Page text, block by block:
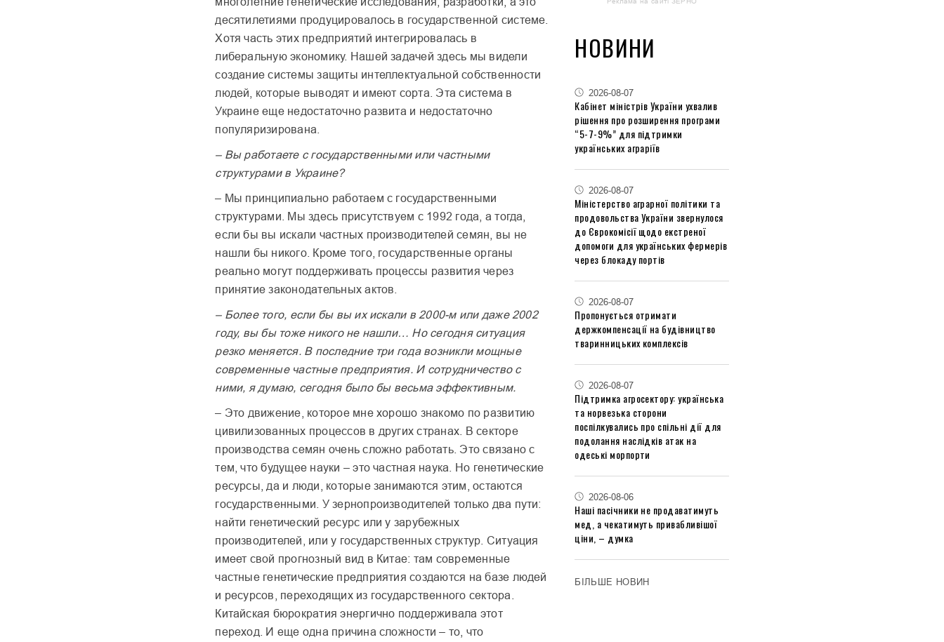
десятилетиями продуцировалось в государственной системе.
Хотя часть этих предприятий интегрировалась в
либеральную экономику. Нашей задачей здесь мы видели
создание системы защиты интеллектуальной собственности
людей, которые выводят и имеют сорта. Эта система в
Украине еще недостаточно развита и недостаточно
популяризирована.
– Вы работаете с государственными или частными
структурами в Украине?
– Мы принципиально работаем с государственными
структурами. Мы здесь присутствуем с 1992 года, а тогда,
если бы вы искали частных производителей семян, вы не
нашли бы никого. Кроме того, государственные органы
реально могут поддерживать процессы развития через
принятие законодательных актов.
– Более того, если бы вы их искали в 2000-м или даже 2002
году, вы бы тоже никого не нашли… Но сегодня ситуация
резко меняется. В последние три года возникли мощные
современные частные предприятия. И сотрудничество с
ними, я думаю, сегодня было бы весьма эффективным.
– Это движение, которое мне хорошо знакомо по развитию
цивилизованных процессов в других странах. В секторе
производства семян очень сложно работать. Это связано с
тем, что будущее науки – это частная наука. Но генетические
ресурсы, да и люди, которые занимаются этим, остаются
государственными. У зернопроизводителей только два пути:
найти генетический ресурс или у зарубежных
производителей, или у государственных структур. Ситуация
имеет свой прогнозный вид в Китае: там современные
частные генетические предприятия создаются на базе людей
и ресурсов, переходящих из государственного сектора.
Китайская бюрократия энергично поддерживала этот
переход. И еще одна причина сложности – то, что
НОВИНИ
2026-08-07
Кабінет міністрів України ухвалив
рішення про розширення програми
“5-7-9%” для підтримки
українських аграріїв
2026-08-07
Міністерство аграрної політики та
продовольства України звернулося
до Єврокомісії щодо екстреної
допомоги для українських фермерів
через блокаду портів
2026-08-07
Пропонується отримати
держкомпенсації на будівництво
тваринницьких комплексів
2026-08-07
Підтримка агросектору: українська
та норвезька сторони
поспілкувались про спільні дії для
подолання наслідків атак на
одеські морпорти
2026-08-06
Наші пасічники не продаватимуть
мед, а чекатимуть привабливішої
ціни, – думка
БІЛЬШЕ НОВИН